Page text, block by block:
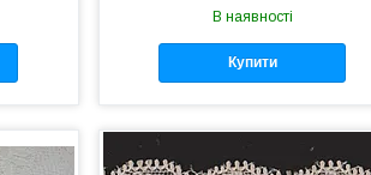
В наявності
Купити